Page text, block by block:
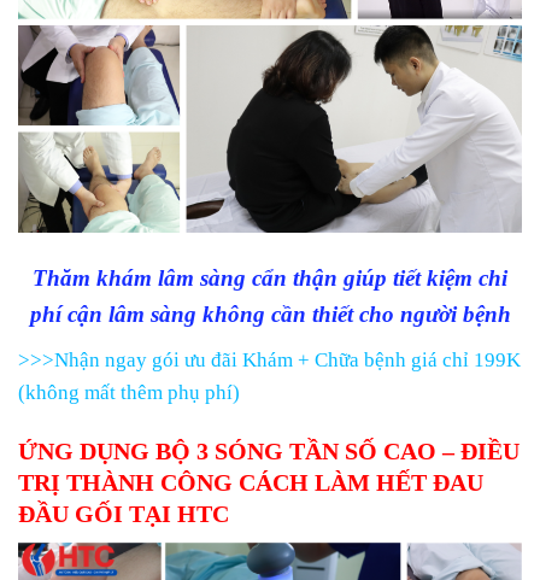
Thăm khám lâm sàng cẩn thận giúp tiết kiệm chi
phí cận lâm sàng không cần thiết cho người bệnh
>>>Nhận ngay gói ưu đãi Khám + Chữa bệnh giá chỉ 199K
(không mất thêm phụ phí)
ỨNG DỤNG BỘ 3 SÓNG TẦN SỐ CAO – ĐIỀU
TRỊ THÀNH CÔNG CÁCH LÀM HẾT ĐAU
ĐẦU GỐI TẠI HTC